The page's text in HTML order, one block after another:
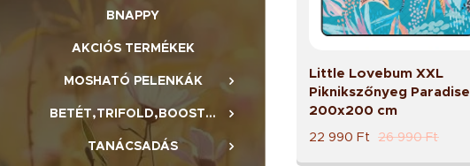
BNAPPY
AKCIÓS TERMÉKEK
MOSHATÓ PELENKÁK
BETÉT,TRIFOLD,BOOSTER,BELSŐ
TANÁCSADÁS
Little Lovebum XXL
Piknikszőnyeg Paradise
200x200 cm
22 990 Ft 26 990Ft